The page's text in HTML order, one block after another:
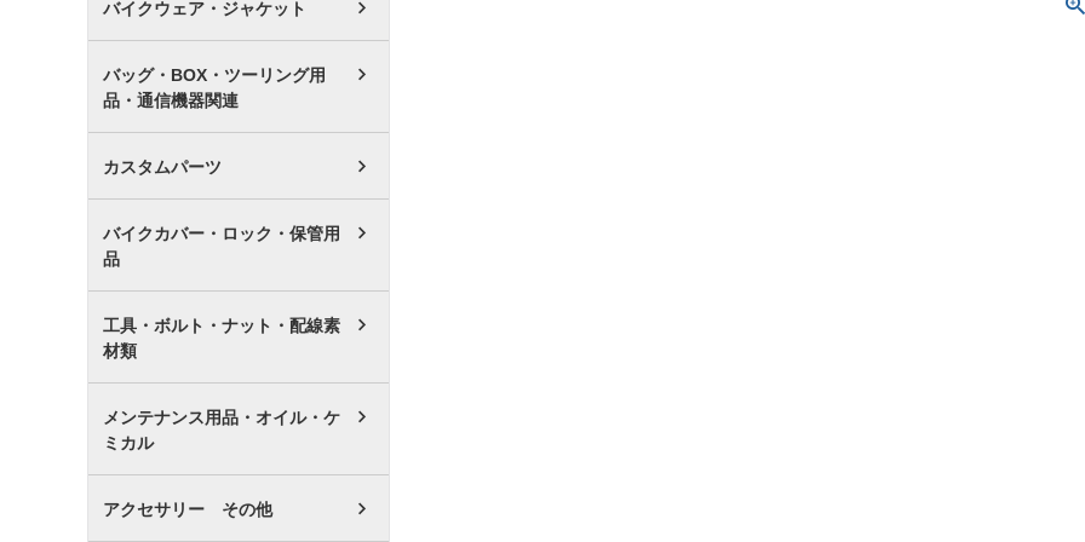
バイクウェア・ジャケット
バッグ・BOX・ツーリング用
品・通信機器関連
カスタムパーツ
バイクカバー・ロック・保管用
品
工具・ボルト・ナット・配線素
材類
メンテナンス用品・オイル・ケ
ミカル
アクセサリー その他